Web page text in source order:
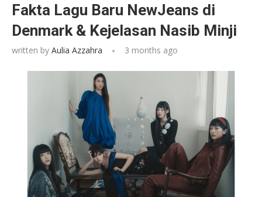
Fakta Lagu Baru NewJeans di
Denmark & Kejelasan Nasib Minji
written by Aulia Azzahra 3 months ago